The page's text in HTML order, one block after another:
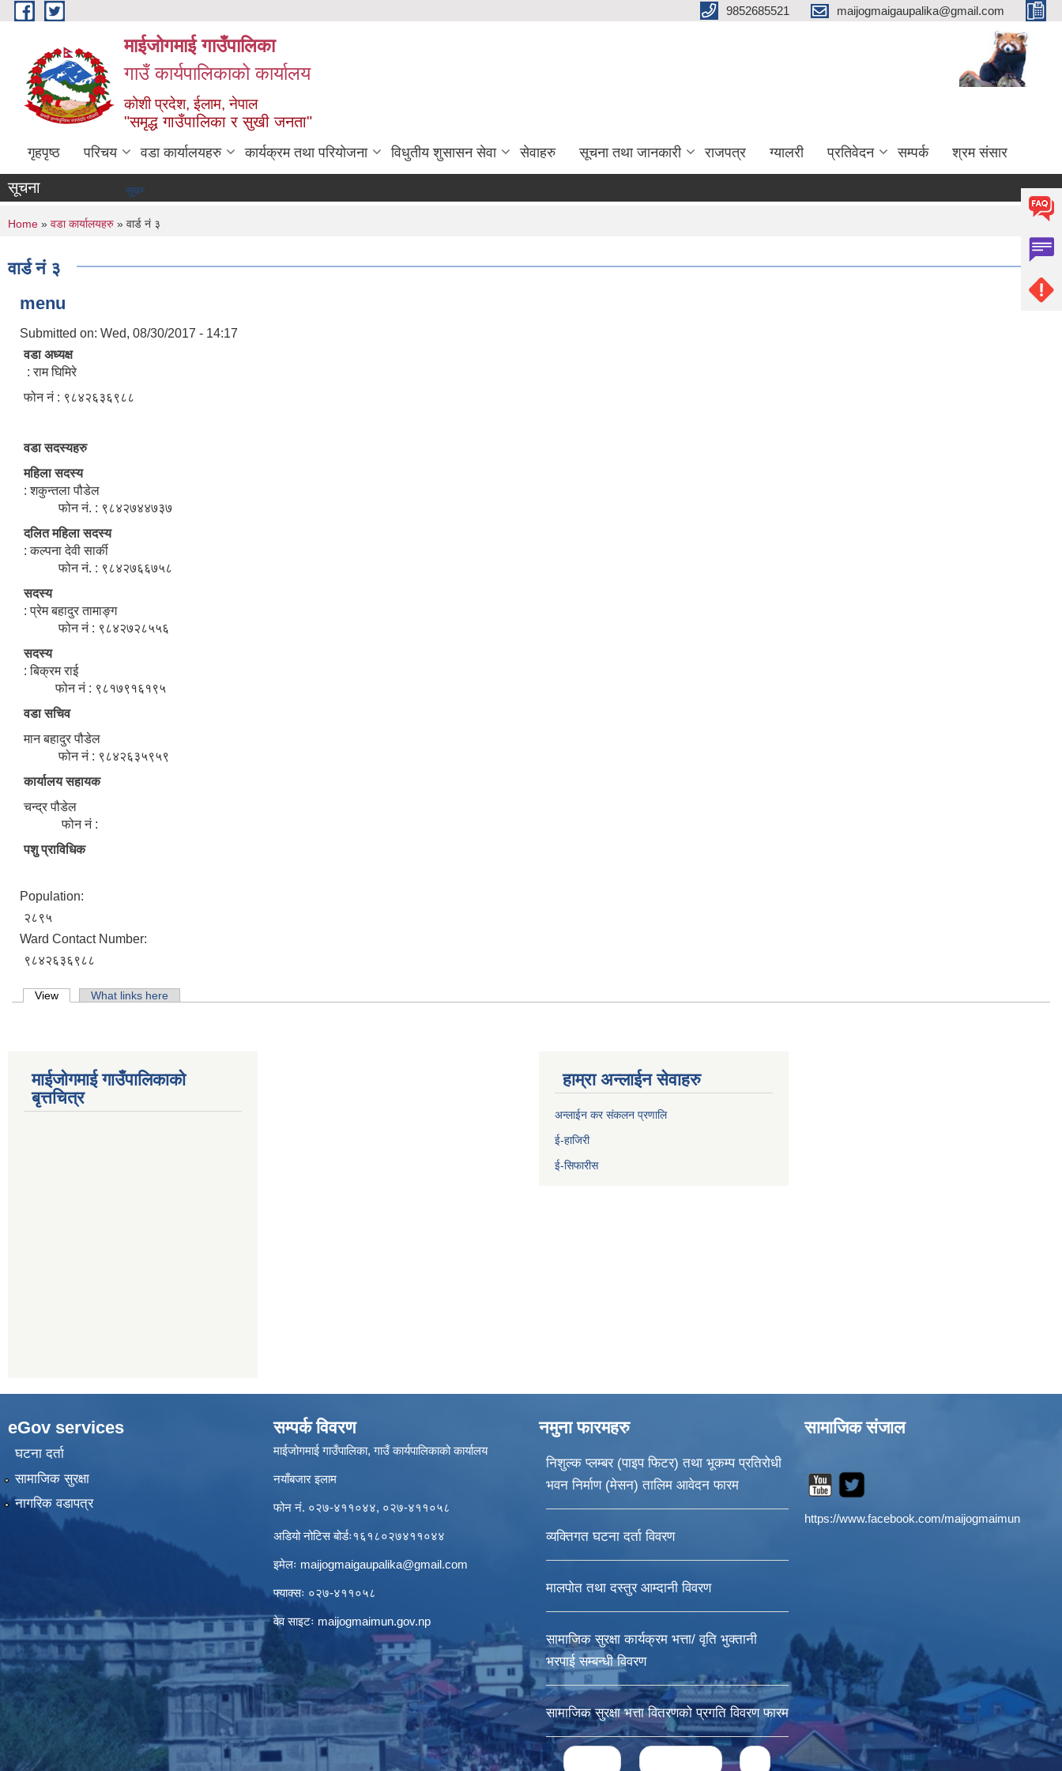
Skip to main content 9852685521 maijogmaigaupalika@gmail.com
माईजोगमाई गाउँपालिका
गाउँ कार्यपालिकाको कार्यालय
कोशी प्रदेश, ईलाम, नेपाल
"समृद्ध गाउँपालिका र सुखी जनता"
गृहपृष्ठ परिचय वडा कार्यालयहरु कार्यक्रम तथा परियोजना विधुतीय शुसासन सेवा सेवाहरु सूचना तथा जानकारी राजपत्र ग्यालरी प्रतिवेदन सम्पर्क श्रम संसार
सूचना सूचना तथा समाचार
You are here
Home » वडा कार्यालयहरु » वार्ड नं ३
वार्ड नं ३
menu
Submitted on: Wed, 08/30/2017 - 14:17
वडा अध्यक्ष
: राम घिमिरे
फोन नं : ९८४२६३६९८८
वडा सदस्यहरु
महिला सदस्य
: शकुन्तला पौडेल
फोन नं. : ९८४२७४४७३७
दलित महिला सदस्य
: कल्पना देवी सार्की
फोन नं. : ९८४२७६६७५८
सदस्य
: प्रेम बहादुर तामाङ्ग
फोन नं : ९८४२७२८५५६
सदस्य
: बिक्रम राई
फोन नं : ९८१७९१६१९५
वडा सचिव
मान बहादुर पौडेल
फोन नं : ९८४२६३५९५९
कार्यालय सहायक
चन्द्र पौडेल
फोन नं :
पशु प्राविधिक
Population:
२८९५
Ward Contact Number:
९८४२६३६९८८
Primary tabs
View (active tab)What links here
माईजोगमाई गाउँपालिकाको
बृत्तचित्र
हाम्रा अन्लाईन सेवाहरु
अन्लाईन कर संकलन प्रणालि
ई-हाजिरी
ई-सिफारीस
eGov services
घटना दर्ता
सामाजिक सुरक्षा
नागरिक वडापत्र
सम्पर्क विवरण
माईजोगमाई गाउँपालिका, गाउँ कार्यपालिकाको कार्यालय
नयाँबजार इलाम
फोन नं. ०२७-४११०४४, ०२७-४११०५८
अडियो नोटिस बोर्डः१६१८०२७४११०४४
इमेलः maijogmaigaupalika@gmail.com
फ्याक्सः ०२७-४११०५८
वेव साइटः maijogmaimun.gov.np
नमुना फारमहरु
निशुल्क प्लम्बर (पाइप फिटर) तथा भूकम्प प्रतिरोधी
भवन निर्माण (मेसन) तालिम आवेदन फारम
व्यक्तिगत घटना दर्ता विवरण
मालपोत तथा दस्तुर आम्दानी विवरण
सामाजिक सुरक्षा कार्यक्रम भत्ता/ वृति भुक्तानी
भरपाई सम्बन्धी विवरण
सामाजिक सुरक्षा भत्ता वितरणको प्रगति विवरण फारम
Pages
सामाजिक संजाल
https://www.facebook.com/maijogmaimun